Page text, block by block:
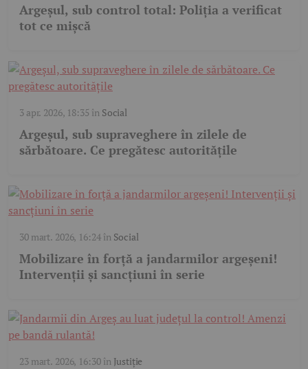
Argeșul, sub control total: Poliția a verificat
tot ce mișcă
3 apr. 2026, 18:35 în Social
Argeșul, sub supraveghere în zilele de
sărbătoare. Ce pregătesc autoritățile
30 mart. 2026, 16:24în Social
Mobilizare în forță a jandarmilor argeșeni!
Intervenții și sancțiuni în serie
23 mart. 2026, 16:30în Justiție